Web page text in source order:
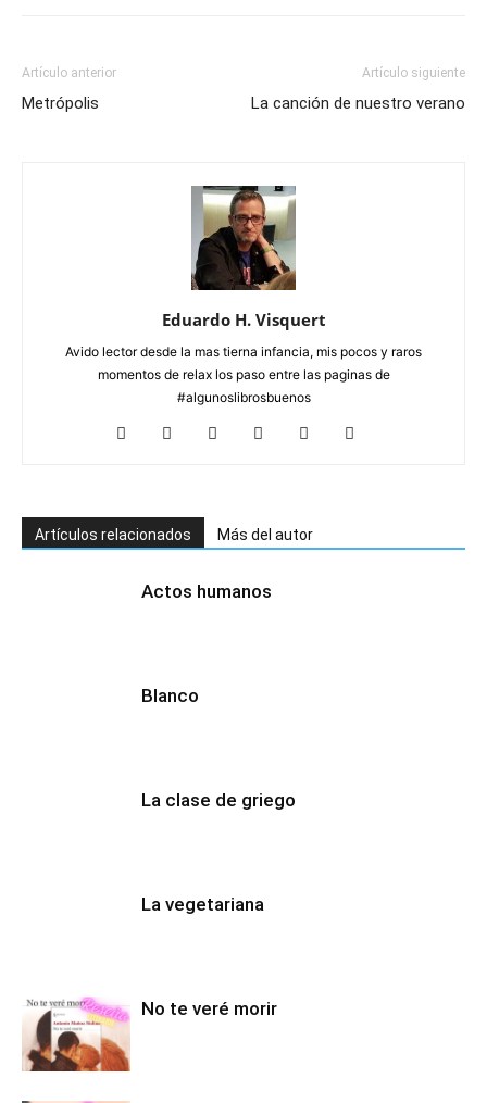
Artículo anterior
Metrópolis
Artículo siguiente
La canción de nuestro verano
Eduardo H. Visquert
Avido lector desde la mas tierna infancia, mis pocos y raros
momentos de relax los paso entre las paginas de
#algunoslibrosbuenos
Artículos relacionados Más del autor
Actos humanos
Blanco
La clase de griego
La vegetariana
No te veré morir